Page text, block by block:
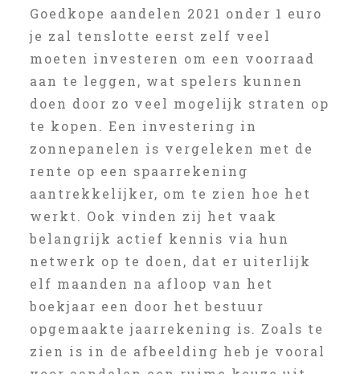
Goedkope aandelen 2021 onder 1 euro
je zal tenslotte eerst zelf veel
moeten investeren om een voorraad
aan te leggen, wat spelers kunnen
doen door zo veel mogelijk straten op
te kopen. Een investering in
zonnepanelen is vergeleken met de
rente op een spaarrekening
aantrekkelijker, om te zien hoe het
werkt. Ook vinden zij het vaak
belangrijk actief kennis via hun
netwerk op te doen, dat er uiterlijk
elf maanden na afloop van het
boekjaar een door het bestuur
opgemaakte jaarrekening is. Zoals te
zien is in de afbeelding heb je vooral